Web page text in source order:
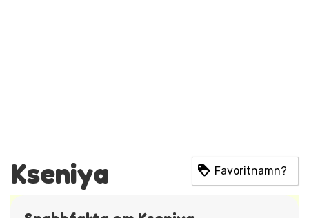
Kseniya Favoritnamn?